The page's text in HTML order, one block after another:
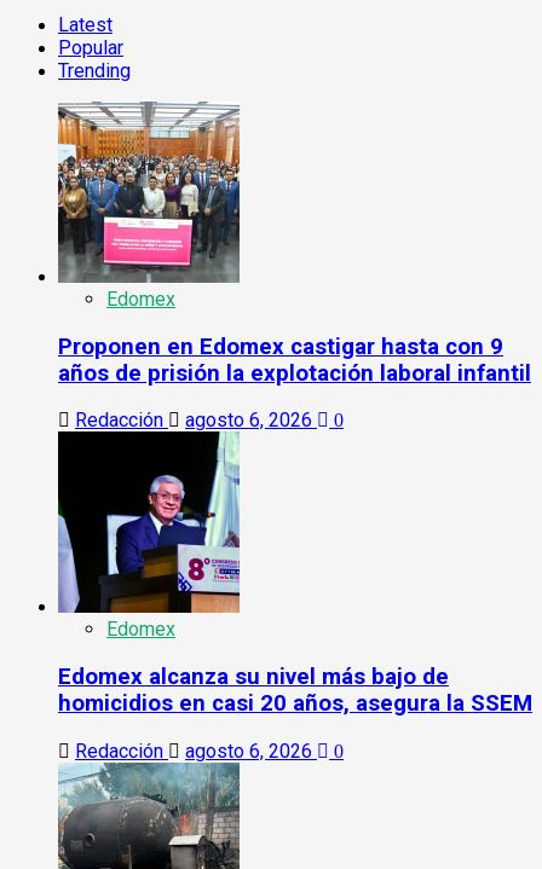
Latest
Popular
Trending
Edomex
Proponen en Edomex castigar hasta con 9
años de prisión la explotación laboral infantil
Redacción agosto 6, 2026 0
Edomex
Edomex alcanza su nivel más bajo de
homicidios en casi 20 años, asegura la SSEM
Redacción agosto 6, 2026 0